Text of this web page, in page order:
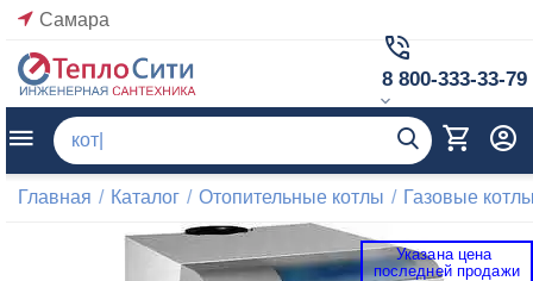
Самара
8 800-333-33-79
Главная / Каталог / Отопительные котлы / Газовые
Указана цена
последней продажи